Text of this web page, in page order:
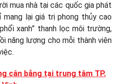
mua nhà tại các quốc gia phát
mang lại giá trị phong thủy cao
xanh” thanh lọc môi trường,
năng lượng cho mỗi thành viên